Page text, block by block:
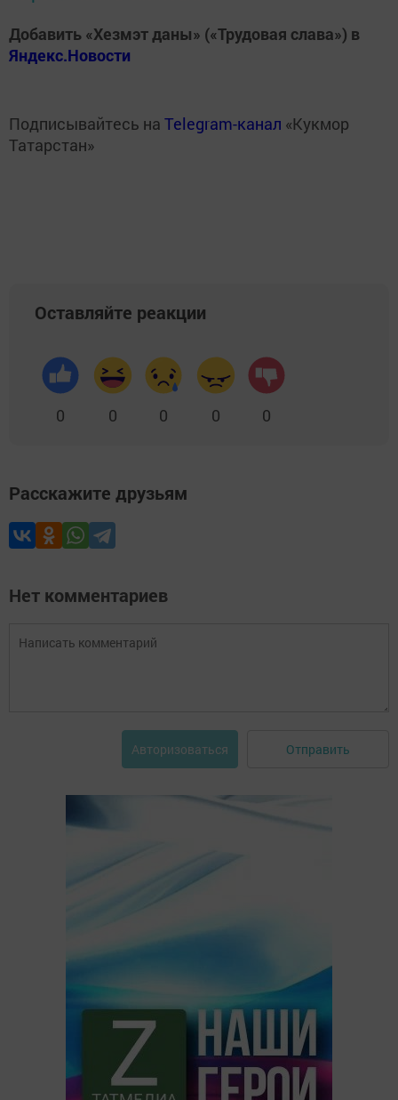
Добавить «Хезмэт даны» («Трудовая слава») в
Яндекс.Новости
Подписывайтесь на Telegram-канал «Кукмор
Татарстан»
Оставляйте реакции
0 0 0 0 0
Расскажите друзьям
Нет комментариев
Авторизоваться Отправить